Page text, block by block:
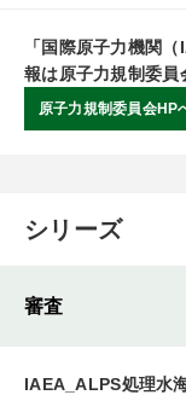
「国際原子力機関
報は原子力規制委員
原子力規制委員会HP
シリーズ
審査
IAEA_ALPS処理水